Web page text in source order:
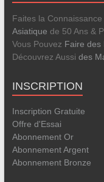
Faites la
Asiatique de 50 Ans &
Vous Pouvez Faire des
Découvrez Aussi des
INSCRIPTION
Inscription Gratuite
Offre d'Essai
Abonnement Or
Abonnement Argent
Abonnement Bronze